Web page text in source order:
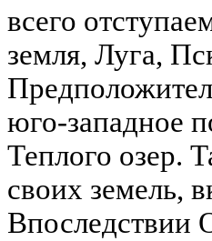
всего
земля, Луга,
юго-западное
Теплого озер.
своих земель,
Впоследствии